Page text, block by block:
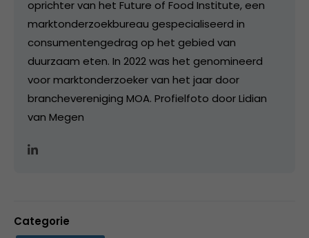
oprichter van het Future of Food Institute, een
marktonderzoekbureau gespecialiseerd in
consumentengedrag op het gebied van
duurzaam eten. In 2022 was het genomineerd
voor marktonderzoeker van het jaar door
branchevereniging MOA. Profielfoto door Lidian
van Megen
Categorie